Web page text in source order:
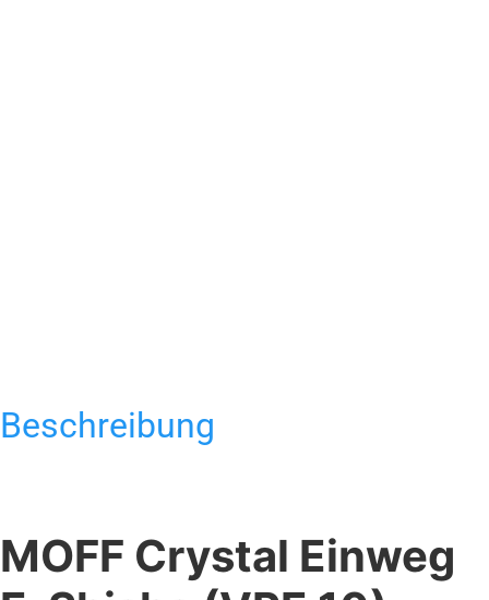
Beschreibung
MOFF Crystal Einweg